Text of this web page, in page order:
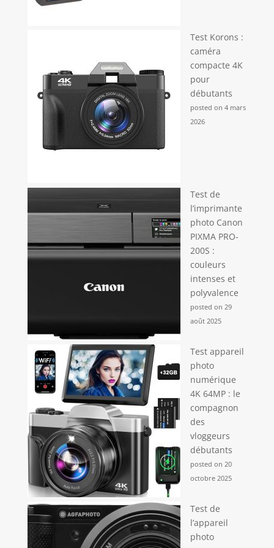
facile à utiliser pour tous les âges.Test Korons :
caméra
compacte 4K
pour
débutants
posted on 4 mars
2026
Test de
l’imprimante
photo Canon
PIXMA PRO-
200S :
couleurs
intenses et
polyvalence
posted on 29
août 2025
Test appareil
photo
numérique
4K 64MP : le
compagnon
des
vloggeurs
débutants
posted on 20
octobre 2025
Test de
l’appareil
photo